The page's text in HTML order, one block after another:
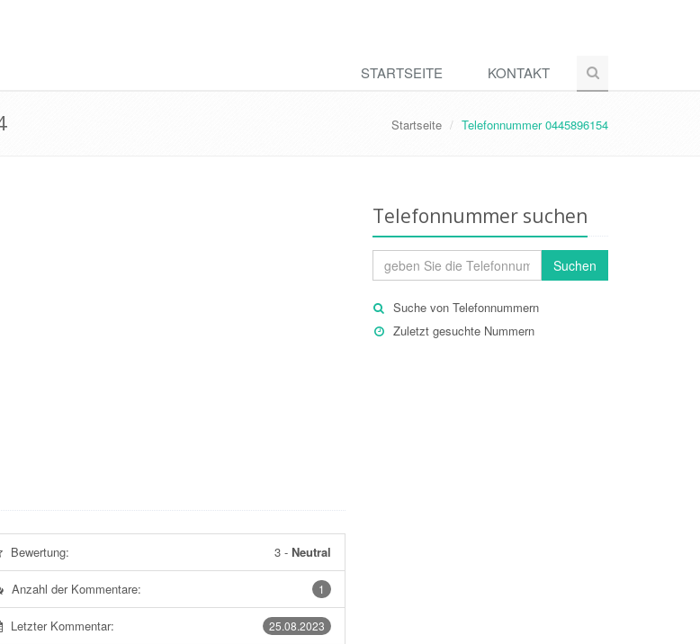
STARTSEITE KONTAKT
Startseite Telefonnummer 0445896154
Bewertung: 3- Neutral
1
Anzahl der Kommentare:
25.08.2023
Letzter Kommentar:
Telefonnummer suchen
Suchen
Suche von Telefonnummern
Zuletzt gesuchte Nummern